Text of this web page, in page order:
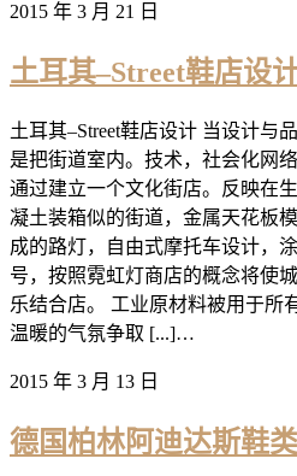
2015 年 3 月 21 日
土耳其–Street鞋店设
土耳其–Street鞋店设计 当设计与
是把街道室内。技术，社会化网
通过建立一个文化街店。反映在
凝土装箱似的街道，金属天花板
成的路灯，自由式摩托车设计，
号，按照霓虹灯商店的概念将使
乐结合店。 工业原材料被用于所
温暖的气氛争取 [...]…
2015 年 3 月 13 日
德国柏林阿迪达斯鞋